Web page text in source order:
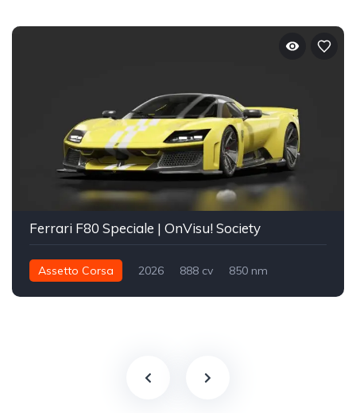
Ferrari F80 Speciale | OnVisu! Society
Assetto Corsa 2026 888 cv
850 nm